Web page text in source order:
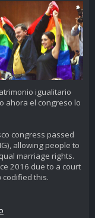
igualitario
ahora el congreso lo
congress passed
allowing people to
marriage rights.
2016 due to a court
codified this.